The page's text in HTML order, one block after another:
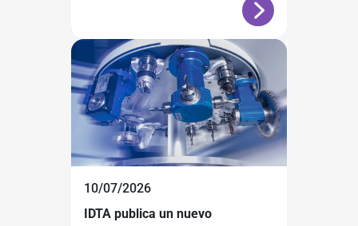
10/07/2026
IDTA publica un nuevo